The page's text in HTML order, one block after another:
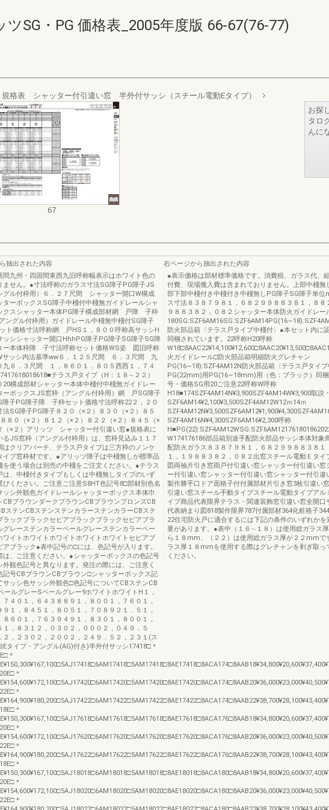
ツSG・PG 価格表_2005年度版 66-67(76-77)
格表 シャッター付引違い窓 半外付サッシ（スチール電動Eタイプ）
67
お探
タロ
んに
抽出された内容
間九州・四国間東西九旧呼称幅表示はホワイト色の
ません。●寸法呼称のガラス寸法SG障子PG障子JS
グル付枠用）６．２７尺間 シャッター開口W構成
ターボックスSG障子中棧付中棧無ガイドレールシャ
クスシャッター本体PG障子構成部材網 戸障 子枠
ングル付枠用）ガイドレール中棧無中棧付SG障子
ト価格寸法呼称網 戸HS１，８００呼称高サッシH
ッシシャッター開口HhhPG障子PG障子SG障子SG障
ー本体枠障 子寸法呼称セット価格WS姿 図旧呼称
サッシ内法基準ww６．１２５尺間 ６．３尺間 九
九６．３尺間 １，８６０１，８０５西西１，７４
テラス戸タイプ（H：１８∼２２）
20構成部材シャッター本体中棧付中棧無ガイドレー
ーボックスJS窓枠（アングル付枠用）網 戸SG障子
障子PG障子障 子枠セット価格寸法呼称22２，２０
法SG障子PG障子８２０（×２）８３０（×２）８５
８０（×２）８１２（×２）８２２（×２）８４５（×
（×２）アリッツ シャッター付引違い窓●規格表に
るJS窓枠（アングル付枠用）は、窓枠見込み１１７
クリアバーチ、テラス戸タイプは三方枠のノンケ
イプ窓枠材です。●アリッツ障子は中棧無しが標準品
を使う場合は別売の中棧をご注文ください。●テラス
は、中棧付きタイプもしくは中棧無しタイプのいず
びください。ご注意ご注意S8HT色記号8□部材別色名
ッシ外観色ガイドレールシャッターボックス本体巾
CBブラウンダークブラウンCBブラウンブロンズCB
ステンCBステンステンカラーステンカラーCBステ
ラックブラックセピアブラックブラックセピアブラ
グレーステンカラーペールグレーステンカラーペー
ワイトホワイトホワイトホワイトホワイトセピアブ
アブラック●表中記号の□には、色記号が入ります。
は、ご注意ください。●シャッターボックスの色記号
外観色記号と異なります。発注の際には、ご注意く
記号CBブラウンCBブラウン□シャッターボックス記
サッシ色サッシ外観色□色記号についてCBステンCB
ールグレーSペールグレー9ホワイトホワイトH１，
７４０１，６４３８８９１，８００１，７６０１，
９１，８４５１，８０５１，７０８９２１．５１，
８６０１，７６３９４９１，８３０１，８００１，
１，８３１２，０３０２，０００２，０４９．５
２，２３０２，２００２，２４９．５２，２３１(ス
Eタイプ・アングル(AG)付き)半外付サッシ17418□＊
＊
＊
＊
＊
＊
＊
＊
＊
＊
右ページから抽出された内容
●表示価格は部材標準価格です。消費税、ガラス代、
付費、現場搬入費は含まれておりません。上部中棧無
部下部中棧付き中棧付き中棧無しPG障子SG障子単位
ス寸法８３８７９８１，６８２９９８８３８１，８８
９８８３８２，０８２シャッター本体防火ガイドレー
防火部品箱〈テラス戸タイプ中棧付〉●本セット内に
同梱されています。22呼称H20呼称
火ガイドレール□防火部品箱明細防火グレチャン
PG(16∼18):SZF4AM12N防火部品箱〈テラス戸タイプ
PG(22mm)用PG(16∼18mm)用（色：ブラック）同
号・価格SG用20ご注意22呼称W呼称
H18■174SZF4AM14N¥3,900SZF4AM14W¥3,900取説
SZF6AM14¥2,100¥3,500SZF4AM12W12ｍ14ｍ
SZF4AM16N¥4,300SZF6AM16¥2,300呼称
W174176186部品箱別途手配防火部品サッシ本体対象
配防火ガラス８３８７９８１，６８２９９８８３８１
１，１９８８３８２，０８２出窓スチール電動Ｅタイ
図両袖片引き窓雨戸付引違い窓シャッター付引違い窓
ー付引違い窓シャッター付引違い窓シャッター付引違
製作勝手口ドア面格子付付属部材片引き窓3枚引違い
引違い窓スチール手動タイプスチール電動タイプアル
イプ商品代表限界テラス・関連装飾窓引違い窓全開口
代表納まり図818製作限界787付属部材364化粧格子
22住宅防火戸に適合するには下記の条件のいずれかを
要があります。●表中（１６∼１８）は使用総ガラス
ら１８mm、（２２）は使用総ガラス厚が２２mmで
ラス厚１８mmを使用する際はグレチャンを剥ぎ取っ
ください。